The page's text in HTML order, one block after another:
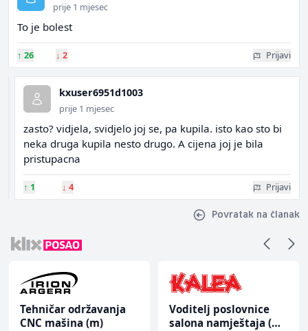
prije 1 mjesec
To je bolest
↑ 26 ↓ 2 Prijavi
kxuser6951d1003
prije 1 mjesec
zasto? vidjela, svidjelo joj se, pa kupila. isto kao sto bi
neka druga kupila nesto drugo. A cijena joj je bila
pristupacna
↑ 1 ↓ 4 Prijavi
Povratak na članak
Tehničar održavanja
CNC mašina (m)
Voditelj poslovnice
salona namještaja (m/